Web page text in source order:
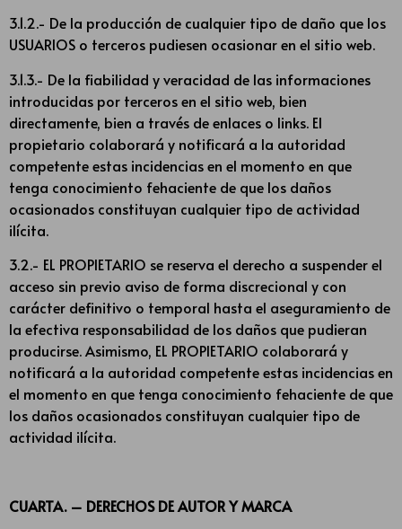
3.1.2.- De la producción de cualquier tipo de daño que los
USUARIOS o terceros pudiesen ocasionar en el sitio web.
3.1.3.- De la fiabilidad y veracidad de las informaciones
introducidas por terceros en el sitio web, bien
directamente, bien a través de enlaces o links. El
propietario colaborará y notificará a la autoridad
competente estas incidencias en el momento en que
tenga conocimiento fehaciente de que los daños
ocasionados constituyan cualquier tipo de actividad
ilícita.
3.2.- EL PROPIETARIO se reserva el derecho a suspender el
acceso sin previo aviso de forma discrecional y con
carácter definitivo o temporal hasta el aseguramiento de
la efectiva responsabilidad de los daños que pudieran
producirse. Asimismo, EL PROPIETARIO colaborará y
notificará a la autoridad competente estas incidencias en
el momento en que tenga conocimiento fehaciente de que
los daños ocasionados constituyan cualquier tipo de
actividad ilícita.
CUARTA. – DERECHOS DE AUTOR Y MARCA